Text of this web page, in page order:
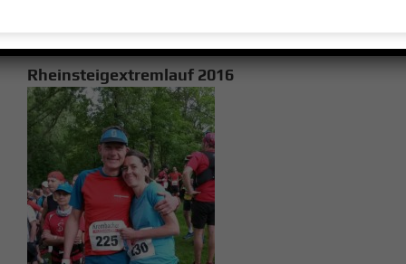
Bild
Rheinsteigextremlauf 2016